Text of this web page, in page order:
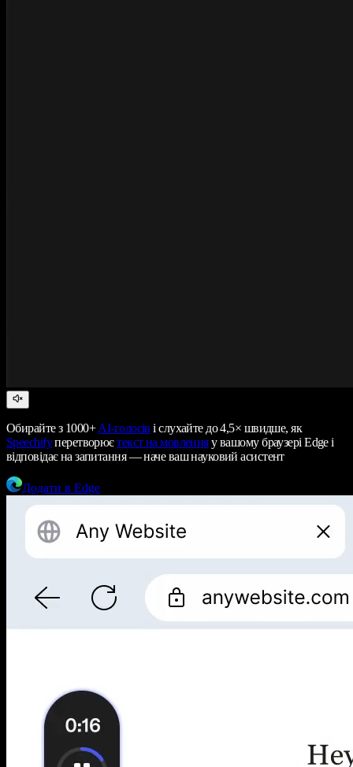
Обирайте з 1000+AI-голосів і слухайте до 4,5× швидше, як
Speechifyперетворюєтекст на мовленняу вашому браузері Edge і
відповідає на запитання — наче ваш науковий асистент
Додати в Edge